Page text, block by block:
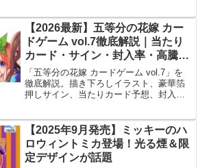
【2026最新】五等分の花嫁 カー
ドゲーム vol.7徹底解説｜当たり
カード・サイン・封入率・高騰予
想まとめ！
「五等分の花嫁 カードゲーム vol.7」を
徹底解説。描き下ろしイラスト、豪華箔
押しサイン、当たりカード予想、封入
【2025年9月発売】ミッキーのハ
ロウィントミカ登場！光る煙＆限
定デザインが話題